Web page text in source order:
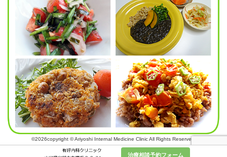
©2026copyright © Ariyoshi Internal Medicine Clinic All Rights Reserved.
治療相談予約フォーム